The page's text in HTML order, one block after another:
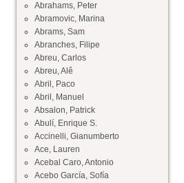
Abrahams, Peter
Abramovic, Marina
Abrams, Sam
Abranches, Filipe
Abreu, Carlos
Abreu, Alê
Abril, Paco
Abril, Manuel
Absalon, Patrick
Abulí, Enrique S.
Accinelli, Gianumberto
Ace, Lauren
Acebal Caro, Antonio
Acebo García, Sofía